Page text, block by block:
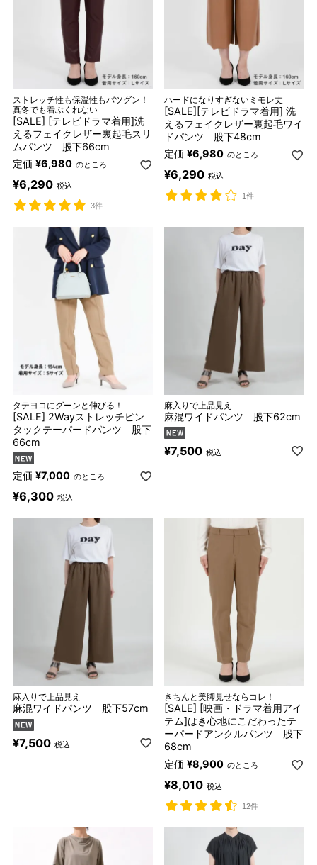
ストレッチ性も保温性もバツグン！
真冬でも着ぶくれない
[SALE] [テレビドラマ着用]洗
えるフェイクレザー裏起毛スリ
ムパンツ 股下66cm
定価 ¥6,980 のところ
¥6,290 税込
3件
ハードになりすぎないミモレ丈
[SALE][テレビドラマ着用] 洗
えるフェイクレザー裏起毛ワイ
ドパンツ 股下48cm
定価 ¥6,980 のところ
¥6,290 税込
1件
タテヨコにグーンと伸びる！
[SALE] 2Wayストレッチピン
タックテーパードパンツ 股下
66cm
定価 ¥7,000 のところ
¥6,300 税込
麻入りで上品見え
麻混ワイドパンツ 股下62cm
¥7,500 税込
麻入りで上品見え
麻混ワイドパンツ 股下57cm
¥7,500 税込
きちんと美脚見せならコレ！
[SALE] [映画・ドラマ着用アイ
テム]はき心地にこだわったテ
ーパードアンクルパンツ 股下
68cm
定価 ¥8,900 のところ
¥8,010 税込
12件